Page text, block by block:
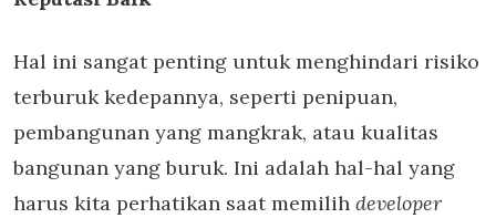
Hal ini sangat penting untuk menghindari risiko
terburuk kedepannya, seperti penipuan,
pembangunan yang mangkrak, atau kualitas
bangunan yang buruk. Ini adalah hal-hal yang
harus kita perhatikan saat memilih developer